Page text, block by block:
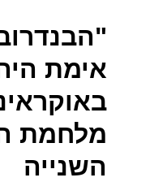
אימת
מלחמת
השנייה